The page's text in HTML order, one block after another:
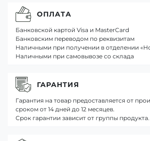
ОПЛАТА
Банковской картой Visa и MasterCard
Банковским переводом по реквизитам
Наличными при получении в отделении
Наличными при самовывозе со склада
ГАРАНТИЯ
Гарантия на товар предоставляется от
сроком от 14 дней до 12 месяцев.
Срок гарантии зависит от группы продукта.